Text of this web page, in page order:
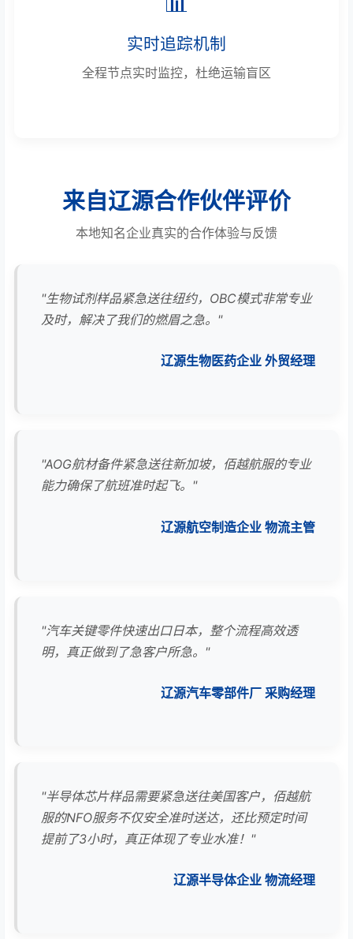
实时追踪机制
全程节点实时监控，杜绝运输盲区
来自辽源合作伙伴评价
本地知名企业真实的合作体验与反馈
"生物试剂样品紧急送往纽约，OBC模式非常专业
及时，解决了我们的燃眉之急。"
辽源生物医药企业 外贸经理
"AOG航材备件紧急送往新加坡，佰越航服的专业
能力确保了航班准时起飞。"
辽源航空制造企业 物流主管
"汽车关键零件快速出口日本，整个流程高效透
明，真正做到了急客户所急。"
辽源汽车零部件厂 采购经理
"半导体芯片样品需要紧急送往美国客户，佰越航
服的NFO服务不仅安全准时送达，还比预定时间
提前了3小时，真正体现了专业水准！"
辽源半导体企业 物流经理